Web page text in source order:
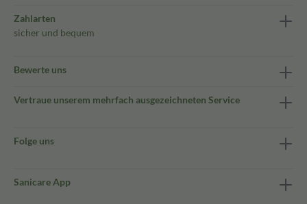
Zahlarten
sicher und bequem
Bewerte uns
Vertraue unserem mehrfach ausgezeichneten Service
Folge uns
Sanicare App